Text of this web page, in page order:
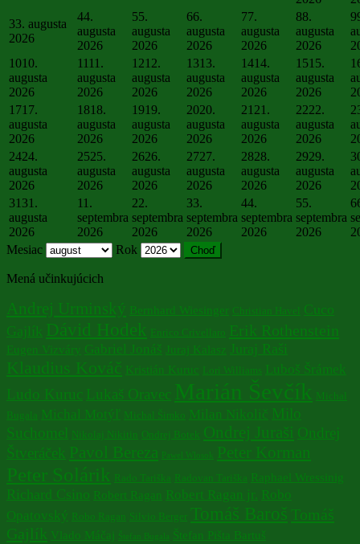
33. augusta
2026
44.
augusta
2026
55.
augusta
2026
66.
augusta
2026
77.
augusta
2026
88.
augusta
2026
9
1010.
augusta
2026
11 11.
augusta
2026
1212.
augusta
2026
1313.
augusta
2026
1414.
augusta
2026
1515.
augusta
2026
1717.
augusta
2026
1818.
augusta
2026
1919.
augusta
2026
2020.
augusta
2026
21 21.
augusta
2026
2222.
augusta
2026
2424.
augusta
2026
2525.
augusta
2026
2626.
augusta
2026
2727.
augusta
2026
2828.
augusta
2026
2929.
augusta
2026
31 31.
augusta
2026
1 1.
septembra
2026
22.
septembra
2026
33.
septembra
2026
44.
septembra
2026
55.
septembra
2026
6
Mesiac
Rok
Mená učinkujúcich
Andrej Urminský Bernhard Wiesinger Christian Havel Cuco
Gajlík Dávid Hodek Enrico Crivellaro Erik Rothenstein
Eugen Vizváry Gabriel Jonáš Juraj Kalasz Juraj Raši
Klaudius Kováč Kristián Kuruc Lori Williams Luboš Šrámek
Ludo Kuruc Lukaš Oravec Marián Ševčík Michal
Bugala Michal Motýľ Michal Šimko Milan Nikolič Milo
Suchomel Nikolaj Nikitin Ondrej Botek Ondrej Juraši Ondrej
Štveráček Pavol Bereza Pawel Wlosok Peter Korman
Peter Solárik Rado Tariška Radovan Tariška Raphael Wressinig
Richard Csino Robert Ragan Robert Ragan jr. Robo
Opatovský Robo Ragan Silvio Berger Tomáš Baroš Tomáš
Gajlík Vlado Máčaj Štefan Bugala Štefan Pišta Bartuš